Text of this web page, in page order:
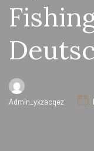
Admin_yxzacqez